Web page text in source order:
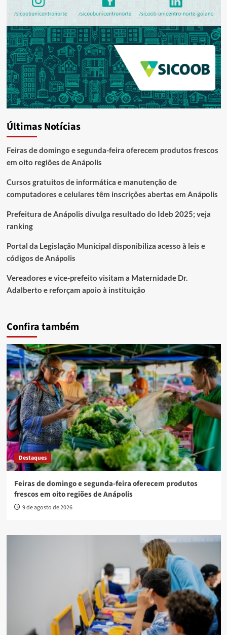
Últimas Notícias
Feiras de domingo e segunda-feira oferecem produtos frescos
em oito regiões de Anápolis
Cursos gratuitos de informática e manutenção de
computadores e celulares têm inscrições abertas em Anápolis
Prefeitura de Anápolis divulga resultado do Ideb 2025; veja
ranking
Portal da Legislação Municipal disponibiliza acesso à leis e
códigos de Anápolis
Vereadores e vice-prefeito visitam a Maternidade Dr.
Adalberto e reforçam apoio à instituição
Confira também
Destaques
Feiras de domingo e segunda-feira oferecem produtos
frescos em oito regiões de Anápolis
9 de agosto de 2026